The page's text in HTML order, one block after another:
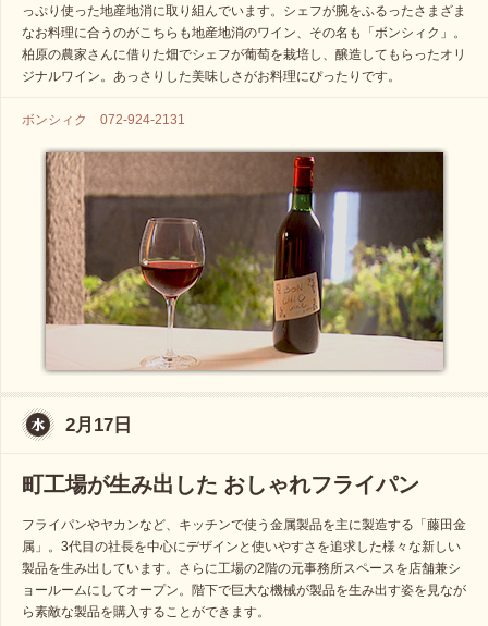
っぷり使った地産地消に取り組んでいます。シェフが腕をふるったさまざま
なお料理に合うのがこちらも地産地消のワイン、その名も「ボンシィク」。
柏原の農家さんに借りた畑でシェフが葡萄を栽培し、醸造してもらったオリ
ジナルワイン。あっさりした美味しさがお料理にぴったりです。
ボンシィク 072-924-2131
2月17日
町工場が生み出した おしゃれフライパン
フライパンやヤカンなど、キッチンで使う金属製品を主に製造する「藤田金
属」。3代目の社長を中心にデザインと使いやすさを追求した様々な新しい
製品を生み出しています。さらに工場の2階の元事務所スペースを店舗兼シ
ョールームにしてオープン。階下で巨大な機械が製品を生み出す姿を見なが
ら素敵な製品を購入することができます。